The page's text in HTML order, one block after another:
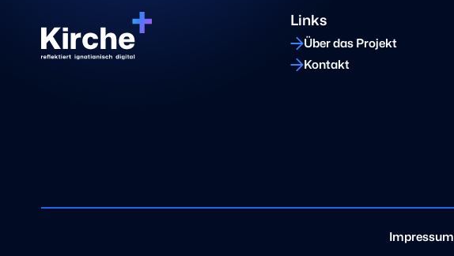
Links
Über das Projekt
Kontakt
Impressum